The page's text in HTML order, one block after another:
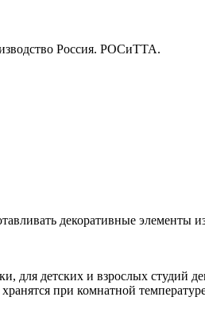
Россия. РОСиТТА.
декоративные элементы
детских и взрослых студий
при комнатной